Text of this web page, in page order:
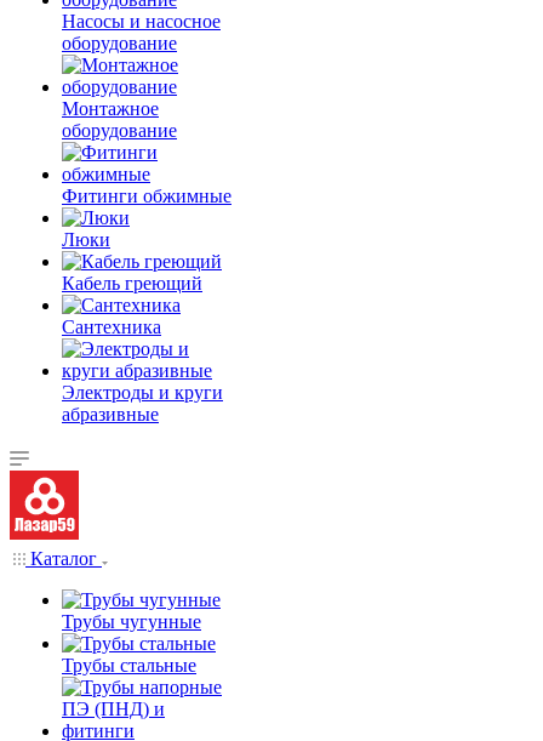
Насосы и насосное
оборудование
Монтажное
оборудование
Фитинги обжимные
Люки
Кабель греющий
Сантехника
Электроды и круги
абразивные
Каталог
Трубы чугунные
Трубы стальные